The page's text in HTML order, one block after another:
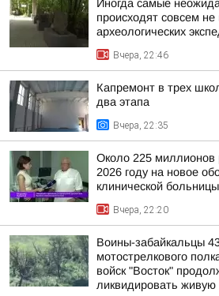
Иногда самые
происходят совсем
археологических
Вчера, 22:46
Капремонт в трех
два этапа
Вчера, 22:35
Около 225 миллионов
2026 году на новое
клинической больницы
Вчера, 22:20
Воины-забайкальцы
мотострелкового
войск "Восток"
ликвидировать живую